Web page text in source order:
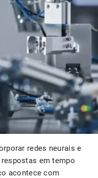
redes neurais e
em tempo
acontece com